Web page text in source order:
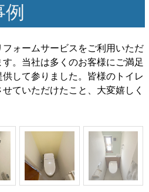
ォームサービスをご利用いただ
。当社は多くのお客様にご満足
して参りました。皆様のトイレ
ていただけたこと、大変嬉しく